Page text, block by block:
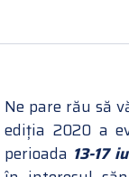
Ne pare rău să
ediția 2020 a
perioada 13-17